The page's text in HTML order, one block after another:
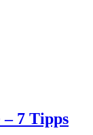
7 Tipps